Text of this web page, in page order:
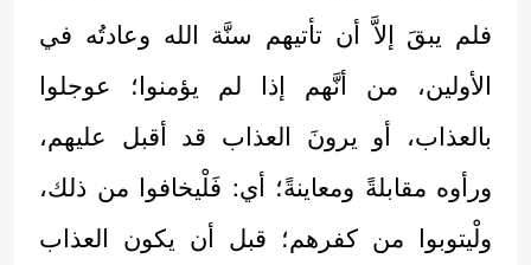
فلم يبقَ إلاَّ أن تأتيهم سنَّة الله وعادتُه في
الأولين، من أنَّهم إذا لم يؤمنوا؛ عوجلوا
بالعذاب، أو يرونَ العذاب قد أقبل عليهم،
ورأوه مقابلةً ومعاينةً؛ أي: فَلْيخافوا من ذلك،
ولْيتوبوا من كفرهم؛ قبل أن يكون العذاب